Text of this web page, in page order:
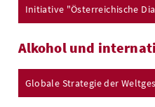
Initiative "Österreichische
Alkohol und
Globale Strategie der